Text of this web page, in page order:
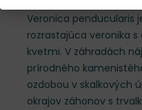
Veronica penducularis
rozrastajúca veronika
kvetmi. V záhradách
prírodného
ozdobou v skalkových
okrajov záhonov s